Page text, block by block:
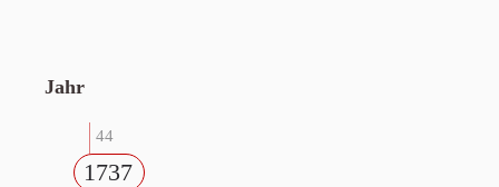
Jahr
44
1737